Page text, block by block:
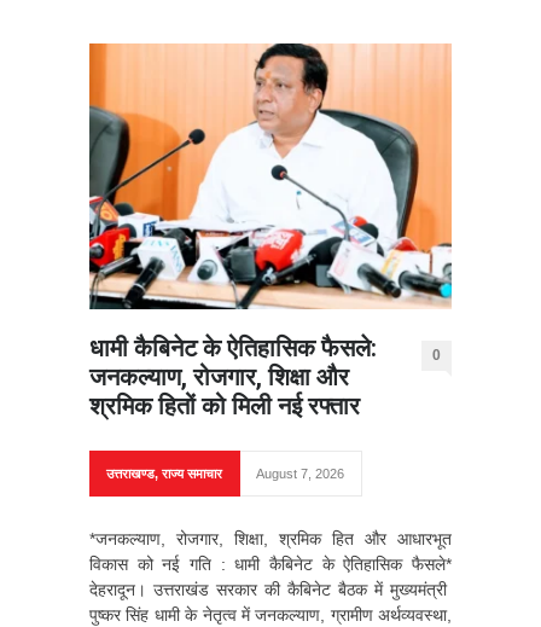
धामी कैबिनेट के ऐतिहासिक फैसले:
जनकल्याण, रोजगार, शिक्षा और
श्रमिक हितों को मिली नई रफ्तार
0
उत्तराखण्ड,राज्य समाचार August 7, 2026
*जनकल्याण, रोजगार, शिक्षा, श्रमिक हित और आधारभूत
विकास को नई गति : धामी कैबिनेट के ऐतिहासिक फैसले*
देहरादून। उत्तराखंड सरकार की कैबिनेट बैठक में मुख्यमंत्री
पुष्कर सिंह धामी के नेतृत्व में जनकल्याण, ग्रामीण अर्थव्यवस्था,